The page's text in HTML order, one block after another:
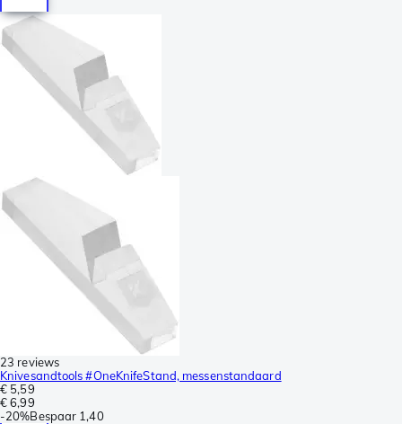
23 reviews
Knivesandtools #OneKnifeStand, messenstandaard
€ 5,59
€ 6,99
-20%Bespaar 1,40